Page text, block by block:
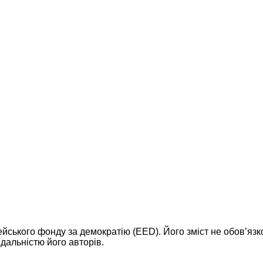
фонду за демократію (EED). Його зміст не
його авторів.